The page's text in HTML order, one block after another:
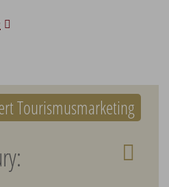
Tourismusmarketing